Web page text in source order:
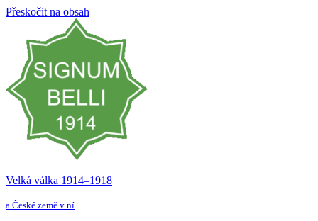
Přeskočit na obsah
Velká válka 1914–⁠⁠⁠⁠⁠⁠1918
a České země v ní